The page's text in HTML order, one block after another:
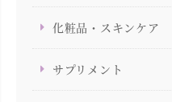
化粧品・スキンケア
サプリメント